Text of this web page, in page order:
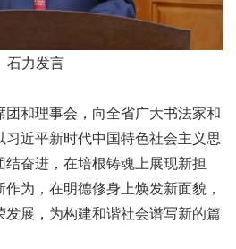
石力发言
和理事会，向全省广大书法家和
近平新时代中国特色社会主义思
奋进，在培根铸魂上展现新担
为，在明德修身上焕发新面貌，
展，为构建和谐社会谱写新的篇